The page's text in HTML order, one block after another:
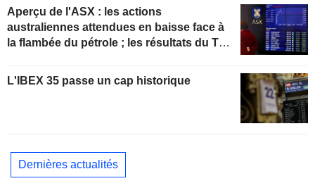
Aperçu de l'ASX : les actions
australiennes attendues en baisse face à
la flambée du pétrole ; les résultats du T4
L'IBEX 35 passe un cap historique
Dernières actualités